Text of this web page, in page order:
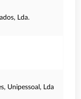
Lda.
Unipessoal, Lda